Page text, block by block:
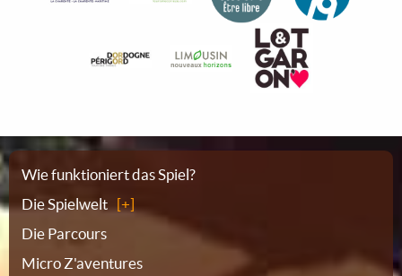
Sitemap
Wie funktioniert das Spiel?
Die Spielwelt
Die Parcours
Micro Z'aventures